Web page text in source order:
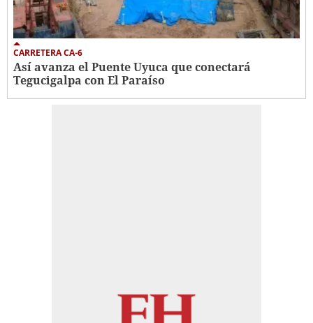
CARRETERA CA-6
Así avanza el Puente Uyuca que conectará
Tegucigalpa con El Paraíso